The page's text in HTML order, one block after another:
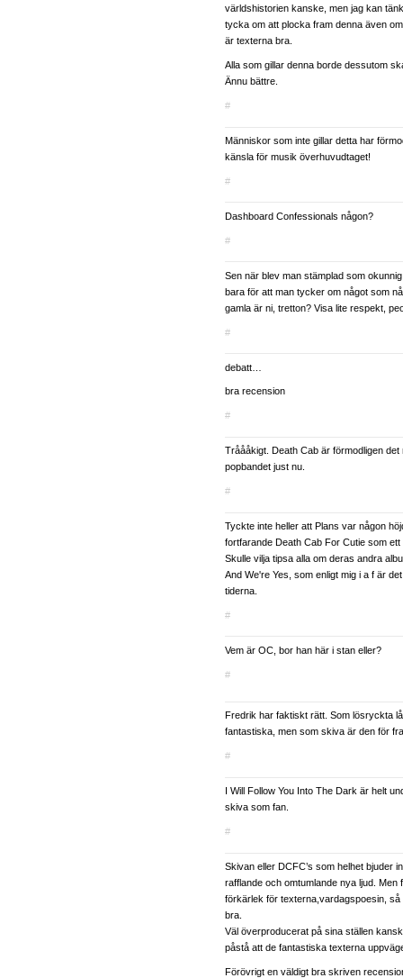
världshistorien kanske, men jag kan
tycka om att plocka fram denna även
är texterna bra.
Alla som gillar denna borde dessutom
Ännu bättre.
#
Människor som inte gillar detta har
känsla för musik överhuvudtaget!
#
Dashboard Confessionals någon?
#
Sen när blev man stämplad som
bara för att man tycker om något som
gamla är ni, tretton? Visa lite respekt,
#
debatt…
bra recension
#
Tråååkigt. Death Cab är förmodligen
popbandet just nu.
#
Tyckte inte heller att Plans var någon
fortfarande Death Cab For Cutie som
Skulle vilja tipsa alla om deras andra
And We're Yes, som enligt mig i a f är
tiderna.
#
Vem är OC, bor han här i stan eller?
#
Fredrik har faktiskt rätt. Som lösryckta
fantastiska, men som skiva är den för
#
I Will Follow You Into The Dark är helt
skiva som fan.
#
Skivan eller DCFC’s som helhet bjuder
rafflande och omtumlande nya ljud. Men
förkärlek för texterna,vardagspoesin, så
bra.
Väl överproducerat på sina ställen
påstå att de fantastiska texterna
Förövrigt en väldigt bra skriven